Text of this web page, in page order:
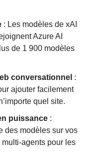
: Les modèles de xAI
Azure AI
de 1 900 modèles
conversationnel :
ajouter facilement
quel site.
puissance :
des modèles sur vos
agents pour les